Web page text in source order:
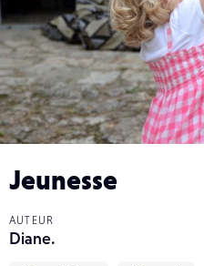
Jeunesse
AUTEUR
Diane.